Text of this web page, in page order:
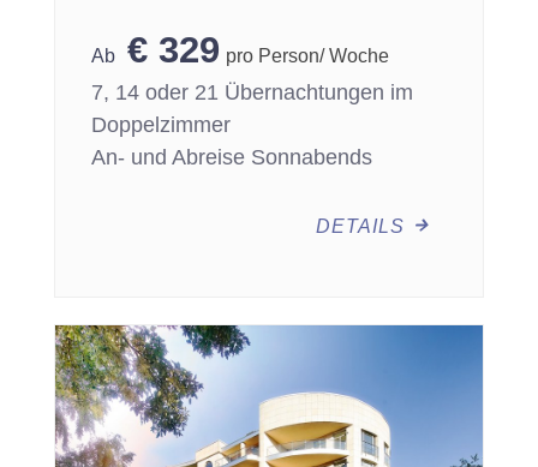
€ 329 pro Person/ Woche
7, 14 oder 21 Übernachtungen im
Doppelzimmer
An- und Abreise Sonnabends
DETAILS